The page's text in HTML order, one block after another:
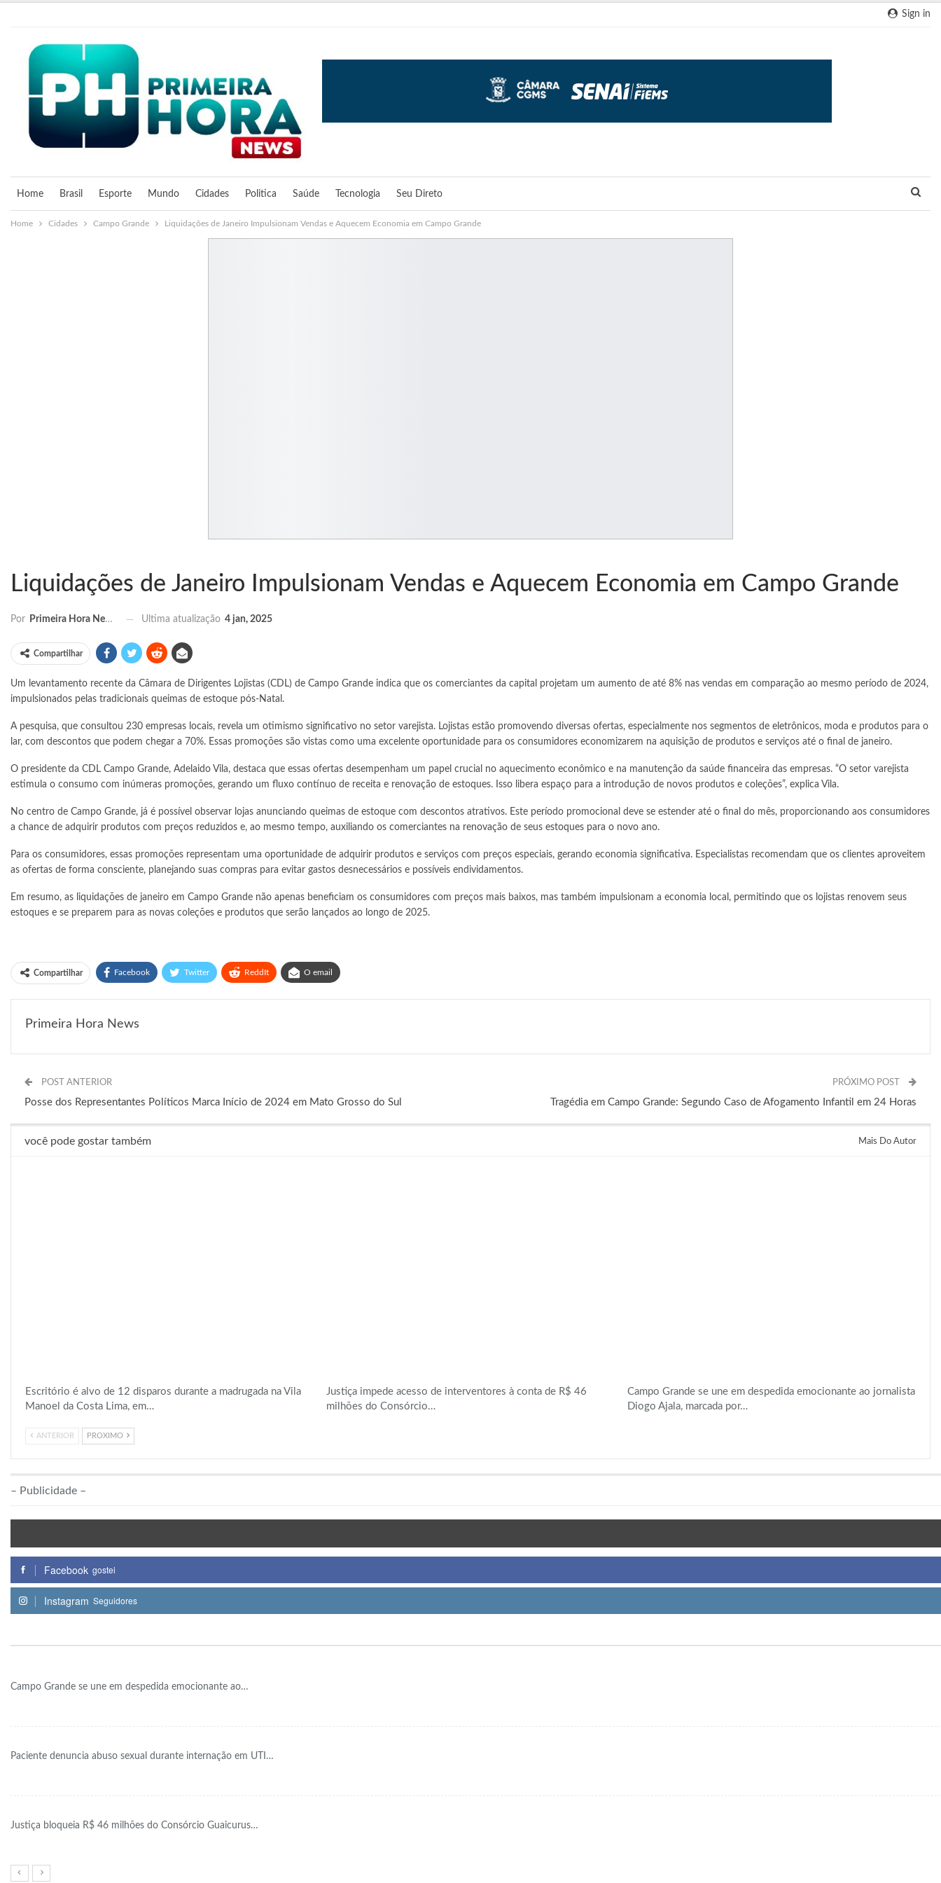
Sign in
Home Brasil Esporte Mundo Cidades Politica Saúde Tecnologia Seu Direto
Home Cidades Campo Grande Liquidações de Janeiro Impulsionam Vendas e Aquecem Economia em Campo Grande
Liquidações de Janeiro Impulsionam Vendas e Aquecem Economia em Campo Grande
Por Primeira Hora News Ultima atualização 4 jan, 2025
Compartilhar
Um levantamento recente da Câmara de Dirigentes Lojistas (CDL) de Campo Grande indica que os comerciantes da capital projetam um aumento de até 8% nas vendas em comparação ao mesmo período de 2024,
impulsionados pelas tradicionais queimas de estoque pós-Natal.
A pesquisa, que consultou 230 empresas locais, revela um otimismo significativo no setor varejista. Lojistas estão promovendo diversas ofertas, especialmente nos segmentos de eletrônicos, moda e produtos para o
lar, com descontos que podem chegar a 70%. Essas promoções são vistas como uma excelente oportunidade para os consumidores economizarem na aquisição de produtos e serviços até o final de janeiro.
O presidente da CDL Campo Grande, Adelaido Vila, destaca que essas ofertas desempenham um papel crucial no aquecimento econômico e na manutenção da saúde financeira das empresas. “O setor varejista
estimula o consumo com inúmeras promoções, gerando um fluxo contínuo de receita e renovação de estoques. Isso libera espaço para a introdução de novos produtos e coleções”, explica Vila.
No centro de Campo Grande, já é possível observar lojas anunciando queimas de estoque com descontos atrativos. Este período promocional deve se estender até o final do mês, proporcionando aos consumidores
a chance de adquirir produtos com preços reduzidos e, ao mesmo tempo, auxiliando os comerciantes na renovação de seus estoques para o novo ano.
Para os consumidores, essas promoções representam uma oportunidade de adquirir produtos e serviços com preços especiais, gerando economia significativa. Especialistas recomendam que os clientes aproveitem
as ofertas de forma consciente, planejando suas compras para evitar gastos desnecessários e possíveis endividamentos.
Em resumo, as liquidações de janeiro em Campo Grande não apenas beneficiam os consumidores com preços mais baixos, mas também impulsionam a economia local, permitindo que os lojistas renovem seus
estoques e se preparem para as novas coleções e produtos que serão lançados ao longo de 2025.
Compartilhar Facebook Twitter ReddIt O email
Primeira Hora News
POST ANTERIOR
Posse dos Representantes Políticos Marca Início de 2024 em Mato Grosso do Sul
PRÓXIMO POST
Tragédia em Campo Grande: Segundo Caso de Afogamento Infantil em 24 Horas
você pode gostar também Mais Do Autor
Escritório é alvo de 12 disparos durante a madrugada na Vila
Manoel da Costa Lima, em…
Justiça impede acesso de interventores à conta de R$ 46
milhões do Consórcio…
Campo Grande se une em despedida emocionante ao jornalista
Diogo Ajala, marcada por…
ANTERIOR PROXIMO
– Publicidade –
Facebook gostei
Instagram Seguidores
Campo Grande se une em despedida emocionante ao…
Paciente denuncia abuso sexual durante internação em UTI…
Justiça bloqueia R$ 46 milhões do Consórcio Guaicurus…